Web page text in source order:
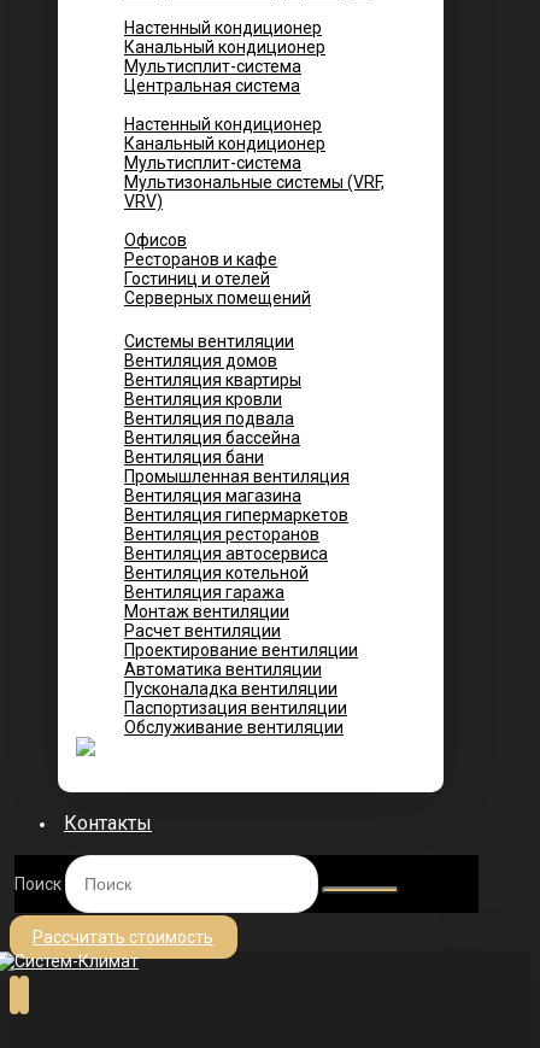
Настенный кондиционер
Канальный кондиционер
Мультисплит-система
Центральная система
Настенный кондиционер
Канальный кондиционер
Мультисплит-система
Мультизональные системы (VRF,
VRV)
Офисов
Ресторанов и кафе
Гостиниц и отелей
Серверных помещений
Системы вентиляции
Вентиляция домов
Вентиляция квартиры
Вентиляция кровли
Вентиляция подвала
Вентиляция бассейна
Вентиляция бани
Промышленная вентиляция
Вентиляция магазина
Вентиляция гипермаркетов
Вентиляция ресторанов
Вентиляция автосервиса
Вентиляция котельной
Вентиляция гаража
Монтаж вентиляции
Расчет вентиляции
Проектирование вентиляции
Автоматика вентиляции
Пусконаладка вентиляции
Паспортизация вентиляции
Обслуживание вентиляции
Контакты
Поиск
Рассчитать стоимость